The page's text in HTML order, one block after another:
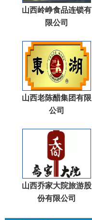
山西岭峥食品连锁有
限公司
山西老陈醋集团有限
公司
山西乔家大院旅游股
份有限公司